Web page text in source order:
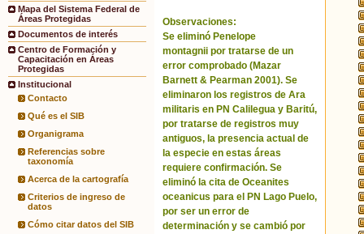
Mapa del Sistema Federal de
Áreas Protegidas
Documentos de interés
Centro de Formación y
Capacitación en Áreas
Protegidas
Institucional
Contacto
Qué es el SIB
Organigrama
Referencias sobre
taxonomía
Acerca de la cartografía
Criterios de ingreso de
datos
Cómo citar datos del SIB
Observaciones:
Se eliminó Penelope
montagnii por tratarse de un
error comprobado (Mazar
Barnett & Pearman 2001). Se
eliminaron los registros de Ara
militaris en PN Calilegua y Baritú,
por tratarse de registros muy
antiguos, la presencia actual de
la especie en estas áreas
requiere confirmación. Se
eliminó la cita de Oceanites
oceanicus para el PN Lago Puelo,
por ser un error de
determinación y se cambió por